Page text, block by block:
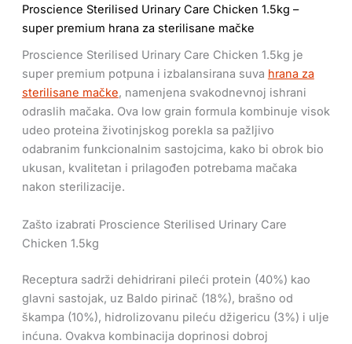
Proscience Sterilised Urinary Care Chicken 1.5kg –
super premium hrana za sterilisane mačke
Proscience Sterilised Urinary Care Chicken 1.5kg je
super premium potpuna i izbalansirana suva hrana za
sterilisane mačke, namenjena svakodnevnoj ishrani
odraslih mačaka. Ova low grain formula kombinuje visok
udeo proteina životinjskog porekla sa pažljivo
odabranim funkcionalnim sastojcima, kako bi obrok bio
ukusan, kvalitetan i prilagođen potrebama mačaka
nakon sterilizacije.
Zašto izabrati Proscience Sterilised Urinary Care
Chicken 1.5kg
Receptura sadrži dehidrirani pileći protein (40%) kao
glavni sastojak, uz Baldo pirinač (18%), brašno od
škampa (10%), hidrolizovanu pileću džigericu (3%) i ulje
inćuna. Ovakva kombinacija doprinosi dobroj